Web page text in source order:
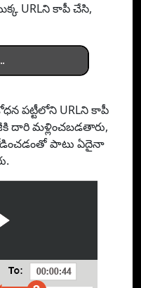
కాపీ చేసి,
పట్టీలోని URLని కాపీ
దారి మళ్లించబడతారు,
పాటు ఏదైనా